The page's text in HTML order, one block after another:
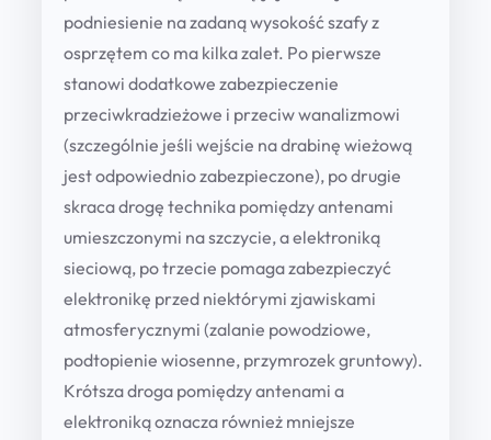
ż
podniesienie na zadaną wysokość szafy z
osprzętem co ma kilka zalet. Po pierwsze
stanowi dodatkowe zabezpieczenie
przeciwkradzieżowe i przeciw wanalizmowi
(szczególnie jeśli wejście na drabinę wieżową
jest odpowiednio zabezpieczone), po drugie
skraca drogę technika pomiędzy antenami
umieszczonymi na szczycie, a elektroniką
sieciową, po trzecie pomaga zabezpieczyć
elektronikę przed niektórymi zjawiskami
atmosferycznymi (zalanie powodziowe,
podtopienie wiosenne, przymrozek gruntowy).
Krótsza droga pomiędzy antenami a
elektroniką oznacza również mniejsze